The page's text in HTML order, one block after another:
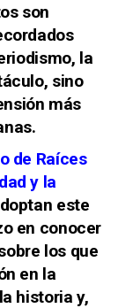
son
la
sino
más
de Raíces
y la
este
en conocer
los que
en la
historia y,